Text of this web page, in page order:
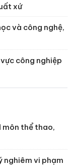
xứ
và công nghệ,
công nghiệp
môn thể thao,
nghiêm vi phạm